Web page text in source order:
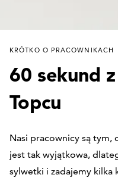
KRÓTKO O PRACOWNIKACH
60 sekund
Topcu
Nasi pracownicy są tym,
jest tak wyjątkowa,
sylwetki i zadajemy